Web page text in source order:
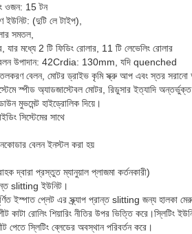
ওজন: 15 টন
(দুটি লে টাইপ),
সমতল,
যার মধ্যে 2 টি ফিডিং রোলার, 11 টি লেভেলিং রোলার
উপাদান: 42Crdia: 130mm, যদি quenched
বেলন, মোটর ড্রাইভ কৃমি স্ক্রু আপ এবং স্তর সরানো
স্পীড অ্যাডজাস্টেবল মোটর, রিডুসার ইত্যাদি
মুভমেন্ট হাইড্রোলিক দিয়ে।
সিস্টেমের সাথে
বেলন ইনস্টল করা হয়
দ্বারা প্রস্তুত ম্যানুয়াল প্লাজমা কর্তনকারী)
slitting ইউনিট।
ইস্পাত প্লেট এর স্ক্র্যাপ প্রান্ত slitting জন্য হালকা
কাটা রোলিং শিয়ারিং নীতির উপর ভিত্তি করে।স্লিটিং
পেতে স্লিটিং ব্লেডের অবস্থান পরিবর্তন করে।